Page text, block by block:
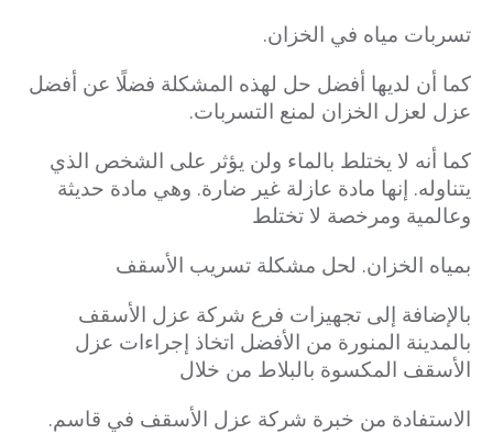
تسربات مياه في الخزان.
كما أن لديها أفضل حل لهذه المشكلة فضلًا عن أفضل
عزل لعزل الخزان لمنع التسربات.
كما أنه لا يختلط بالماء ولن يؤثر على الشخص الذي
يتناوله. إنها مادة عازلة غير ضارة. وهي مادة حديثة
وعالمية ومرخصة لا تختلط
بمياه الخزان. لحل مشكلة تسريب الأسقف
بالإضافة إلى تجهيزات فرع شركة عزل الأسقف
بالمدينة المنورة من الأفضل اتخاذ إجراءات عزل
الأسقف المكسوة بالبلاط من خلال
الاستفادة من خبرة شركة عزل الأسقف في قاسم.